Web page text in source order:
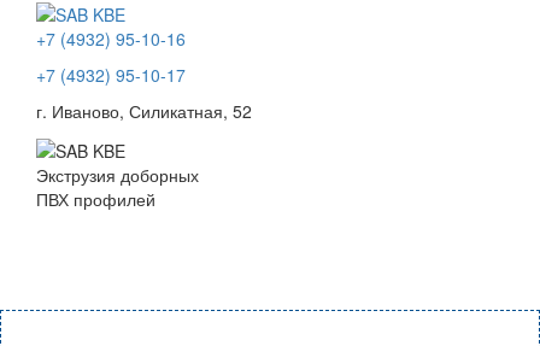
+7 (4932) 95-10-16
+7 (4932) 95-10-17
г. Иваново, Силикатная, 52
Экструзия доборных
ПВХ профилей